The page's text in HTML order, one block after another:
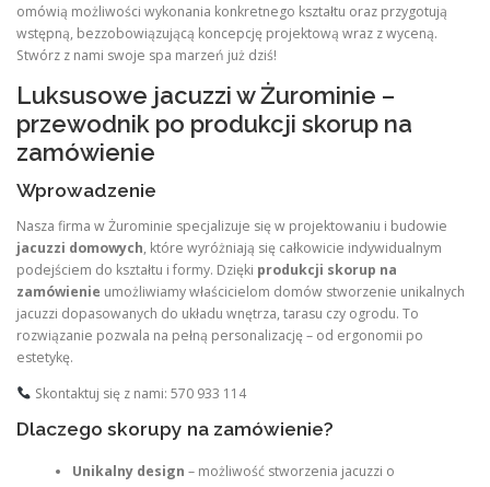
omówią możliwości wykonania konkretnego kształtu oraz przygotują
wstępną, bezzobowiązującą koncepcję projektową wraz z wyceną.
Stwórz z nami swoje spa marzeń już dziś!
Luksusowe jacuzzi w Żurominie –
przewodnik po produkcji skorup na
zamówienie
Wprowadzenie
Nasza firma w Żurominie specjalizuje się w projektowaniu i budowie
jacuzzi domowych, które wyróżniają się całkowicie indywidualnym
podejściem do kształtu i formy. Dzięki produkcji skorup na
zamówienie umożliwiamy właścicielom domów stworzenie unikalnych
jacuzzi dopasowanych do układu wnętrza, tarasu czy ogrodu. To
rozwiązanie pozwala na pełną personalizację – od ergonomii po
estetykę.
Skontaktuj się z nami: 570 933 114
Dlaczego skorupy na zamówienie?
Unikalny design – możliwość stworzenia jacuzzi o